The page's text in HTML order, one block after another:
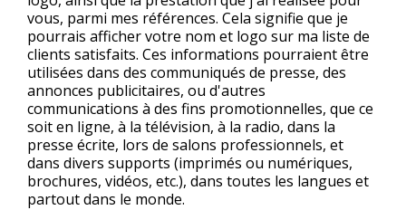
vous, parmi mes références. Cela signifie que je
pourrais afficher votre nom et logo sur ma liste de
clients satisfaits. Ces informations pourraient être
utilisées dans des communiqués de presse, des
annonces publicitaires, ou d'autres
communications à des fins promotionnelles, que ce
soit en ligne, à la télévision, à la radio, dans la
presse écrite, lors de salons professionnels, et
dans divers supports (imprimés ou numériques,
brochures, vidéos, etc.), dans toutes les langues et
partout dans le monde.